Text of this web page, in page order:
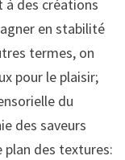
des créations
en stabilité
termes, on
pour le plaisir;
du
des saveurs
plan des textures: